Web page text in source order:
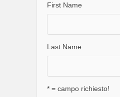
First Name
Last Name
* = campo richiesto!